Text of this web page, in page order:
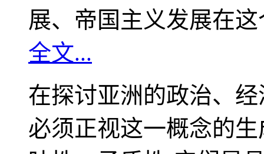
展、帝国主义发展在
全文...
在探讨亚洲的政治、
必须正视这一概念的